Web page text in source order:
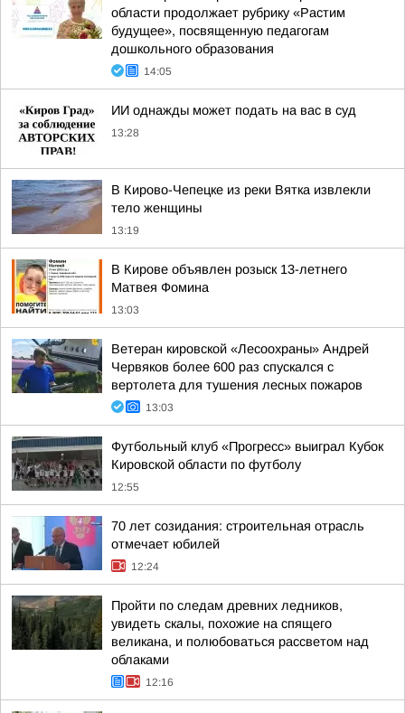
области продолжает рубрику «Растим
будущее», посвященную педагогам
дошкольного образования
14:05
ИИ однажды может подать на вас в суд
13:28
В Кирово-Чепецке из реки Вятка извлекли
тело женщины
13:19
В Кирове объявлен розыск 13-летнего
Матвея Фомина
13:03
Ветеран кировской «Лесоохраны» Андрей
Червяков более 600 раз спускался с
вертолета для тушения лесных пожаров
13:03
Футбольный клуб «Прогресс» выиграл Кубок
Кировской области по футболу
12:55
70 лет созидания: строительная отрасль
отмечает юбилей
12:24
Пройти по следам древних ледников,
увидеть скалы, похожие на спящего
великана, и полюбоваться рассветом над
облаками
12:16